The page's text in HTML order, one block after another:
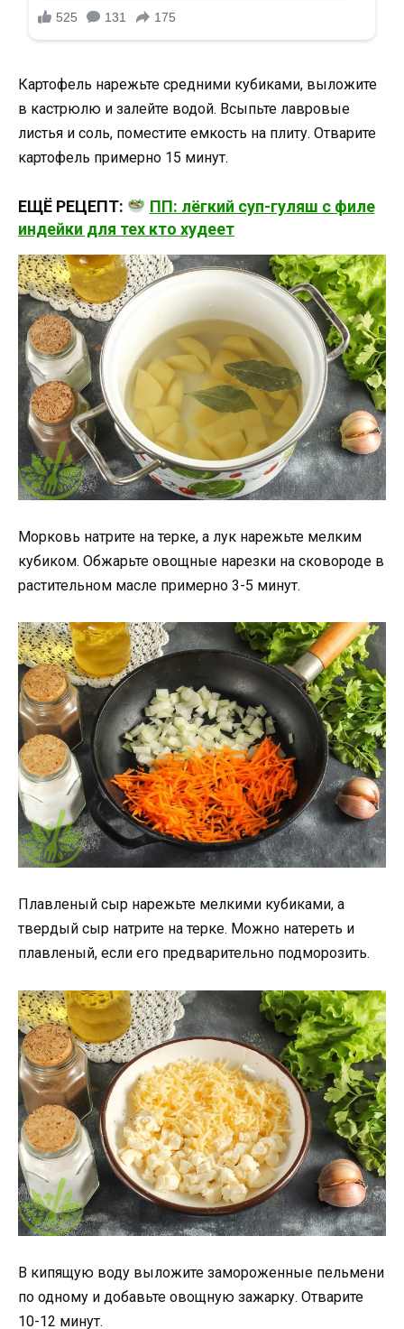
Картофель нарежьте средними кубиками, выложите
в кастрюлю и залейте водой. Всыпьте лавровые
листья и соль, поместите емкость на плиту. Отварите
картофель примерно 15 минут.
ЕЩЁ РЕЦЕПТ:
ПП: лёгкий суп-гуляш с филе
индейки для тех кто худеет
Морковь натрите на терке, а лук нарежьте мелким
кубиком. Обжарьте овощные нарезки на сковороде в
растительном масле примерно 3-5 минут.
Плавленый сыр нарежьте мелкими кубиками, а
твердый сыр натрите на терке. Можно натереть и
плавленый, если его предварительно подморозить.
В кипящую воду выложите замороженные пельмени
по одному и добавьте овощную зажарку. Отварите
10-12 минут.